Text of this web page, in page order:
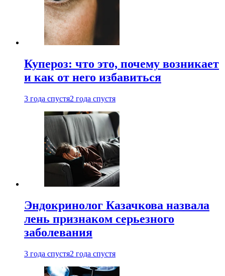
Купероз: что это, почему возникает
и как от него избавиться
3 года спустя2 года спустя
Эндокринолог Казачкова назвала
лень признаком серьезного
заболевания
3 года спустя2 года спустя